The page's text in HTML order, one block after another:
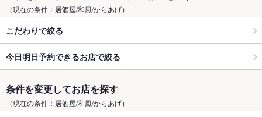
（現在の条件：居酒屋/和風/からあげ）
こだわりで絞る
今日明日予約できるお店で絞る
条件を変更してお店を探す
（現在の条件：居酒屋/和風/からあげ）